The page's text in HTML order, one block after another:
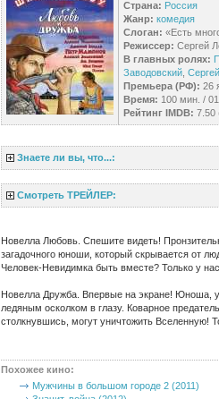
Страна: Россия
Жанр: комедия
Слоган: «Есть
Режиссер: Сергей
В главных ролях:
Заводовский,
Премьера (РФ): 26
Время: 100 мин. /
Рейтинг IMDB: 7.50
Знаете ли вы, что...:
Смотреть ТРЕЙЛЕР:
Новелла Любовь. Спешите видеть!
загадочного юноши, который скрывается от
Человек-Невидимка быть вместе? Только у
Новелла Дружба. Впервые на экране! Юноша,
ледяным осколком в глазу. Коварное
столкнувшись, могут уничтожить Вселенную!
Похожее кино:
Мужчины в большом городе 2 (2011)